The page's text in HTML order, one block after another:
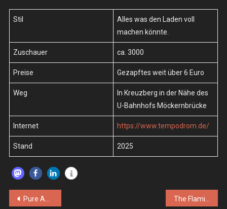
Stil
Alles was den Laden voll
machen könnte.
Zuschauer ca. 3000
Preise Gezapftes weit über 6 Euro
Weg
In Kreuzberg in der Nähe des
U-Bahnhofs Möckernbrücke
Internet https://www.tempodrom.de/
Stand 2025
Beitragsnavigation
Pure Adult, Cassels – Sa. 15.03.2025 – Berlin, Schokoladen